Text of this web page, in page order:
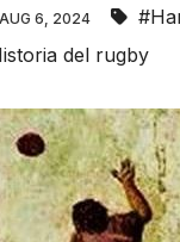
AUG 6, 2024
del rugby